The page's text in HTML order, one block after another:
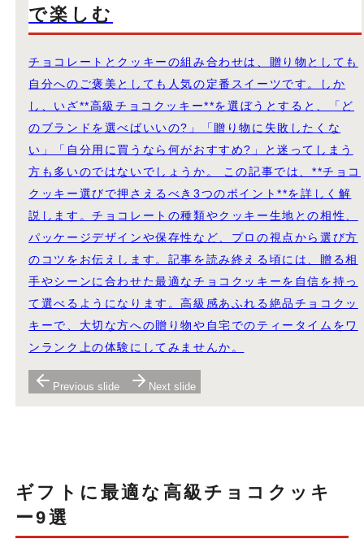
で楽しむ
チョコレートとクッキーの組み合わせは、贈り物としても
自分へのご褒美としても人気の定番スイーツです。しか
し、いざ**高級チョコクッキー**を選ぼうとすると、「ど
のブランドを選べばいいの?」「贈り物に失敗したくな
い」「自分用に買うなら何がおすすめ?」と迷ってしまう
方も多いのではないでしょうか。 この記事では、**チョコ
クッキー選びで押さえるべき3つのポイント**を詳しく解
説します。チョコレートの種類やクッキー生地との相性、
パッケージデザインや保存性など、プロの視点から選び方
のコツをお伝えします。記事を読み終える頃には、贈る相
手やシーンに合わせた最適なチョコクッキーを自信を持っ
て選べるようになります。高級感あふれる絶品チョコクッ
キーで、大切な方への贈り物や自宅でのティータイムをワ
ンランク上の体験にしてみませんか。
Previous slide Next slide
ギフトに最適な高級チョコクッキ
ー9選